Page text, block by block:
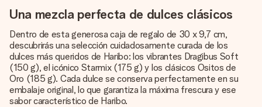
Una mezcla perfecta de dulces clásicos
Dentro de esta generosa caja de regalo de 30 x 9,7 cm,
descubrirás una selección cuidadosamente curada de los
dulces más queridos de Haribo: los vibrantes Dragibus Soft
(150 g), el icónico Starmix (175 g) y los clásicos Ositos de
Oro (185 g). Cada dulce se conserva perfectamente en su
embalaje original, lo que garantiza la máxima frescura y ese
sabor característico de Haribo.